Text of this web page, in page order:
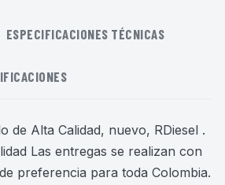
ESPECIFICACIONES TÉCNICAS
de Alta Calidad, nuevo, RDiesel .
Las entregas se realizan con
preferencia para toda Colombia.